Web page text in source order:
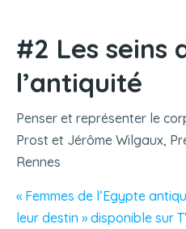
#2 Les seins
l’antiquité
Penser et représenter le
Prost et Jérôme Wilgaux,
Rennes
« Femmes de l’Egypte
leur destin » disponible sur